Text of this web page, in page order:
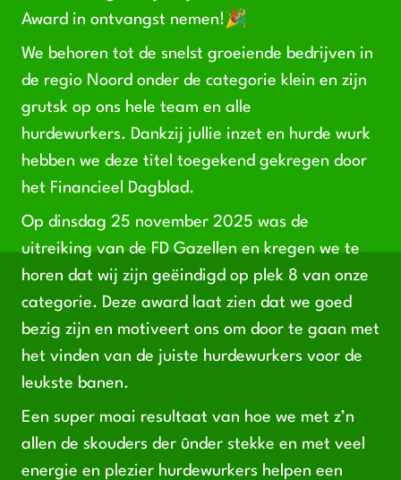
Award in ontvangst nemen!🎉
We behoren tot de snelst groeiende bedrijven in
de regio Noord onder de categorie klein en zijn
grutsk op ons hele team en alle
hurdewurkers. Dankzij jullie inzet en hurde wurk
hebben we deze titel toegekend gekregen door
het Financieel Dagblad.
Op dinsdag 25 november 2025 was de
uitreiking van de FD Gazellen en kregen we te
horen dat wij zijn geëindigd op plek 8 van onze
categorie. Deze award laat zien dat we goed
bezig zijn en motiveert ons om door te gaan met
het vinden van de juiste hurdewurkers voor de
leukste banen.
Een super moai resultaat van hoe we met z’n
allen de skouders der ûnder stekke en met veel
energie en plezier hurdewurkers helpen een